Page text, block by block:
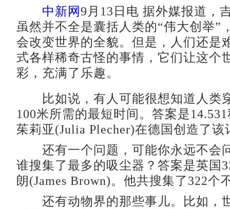
中新网 9月13日电 据外媒报道，
虽然并不全是囊括人类的“伟大创举”
会改变世界的全貌。但是，人们还是
式各样稀奇古怪的事情，它们让这个
彩，充满了乐趣。
比如说，有人可能很想知道人类
100米所需的最短时间。答案是
茱莉亚(Julia Plecher)在德国创造了该
还有一个问题，可能你永远不会
谁搜集了最多的吸尘器？答案是英国
朗(James Brown)。他共搜集了322个
还有动物界的那些事儿。比如，